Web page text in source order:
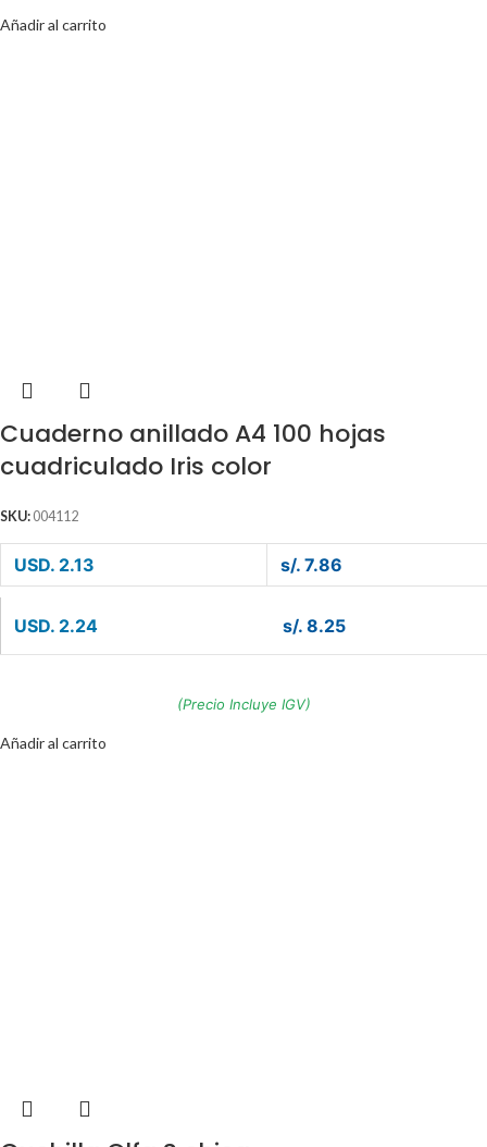
Añadir al carrito
Cuaderno anillado A4 100 hojas
cuadriculado Iris color
SKU: 004112
USD. 2.13 s/. 7.86
USD. 2.24 s/. 8.25
(Precio Incluye IGV)
Añadir al carrito